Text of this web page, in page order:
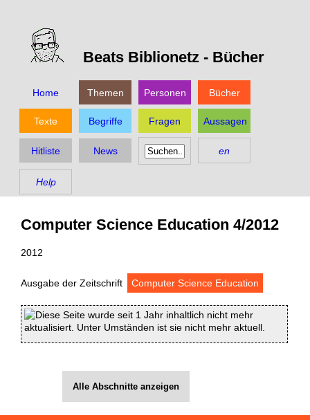
Beats Biblionetz - Bücher
Home Themen Personen Bücher
Texte Begriffe Fragen Aussagen
Hitliste News en
Help
Computer Science Education 4/2012
2012
Ausgabe der Zeitschrift Computer Science Education
Diese Seite wurde seit 1 Jahr inhaltlich nicht mehr
aktualisiert. Unter Umständen ist sie nicht mehr aktuell.
Alle Abschnitte anzeigen